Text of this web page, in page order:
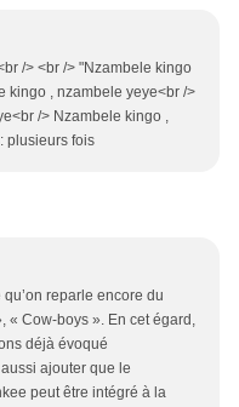
/> <br /> "Nzambele kingo
kingo , nzambele yeye<br />
/> Nzambele kingo ,
plusieurs fois
reparle encore du
« Cow-boys ». En cet égard,
déjà évoqué
ajouter que le
peut être intégré à la